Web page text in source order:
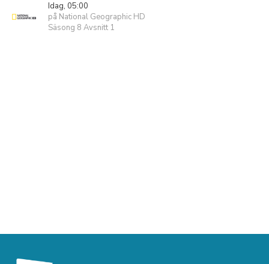
Idag, 05:00
på National Geographic HD
Säsong 8 Avsnitt 1